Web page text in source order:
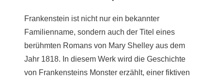
Frankenstein ist nicht nur ein bekannter
Familienname, sondern auch der Titel eines
berühmten Romans von Mary Shelley aus dem
Jahr 1818. In diesem Werk wird die Geschichte
von Frankensteins Monster erzählt, einer fiktiven